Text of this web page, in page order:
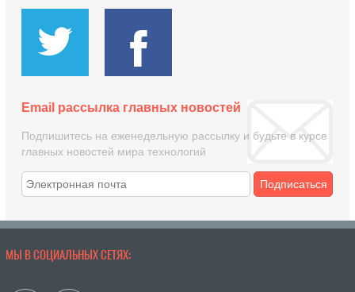
Email рассылка главных новостей
Подпишитесь на еженедельную рассылку и будьте в курсе
главных новостей мира технологий
Подписаться
МЫ В СОЦИАЛЬНЫХ СЕТЯХ: